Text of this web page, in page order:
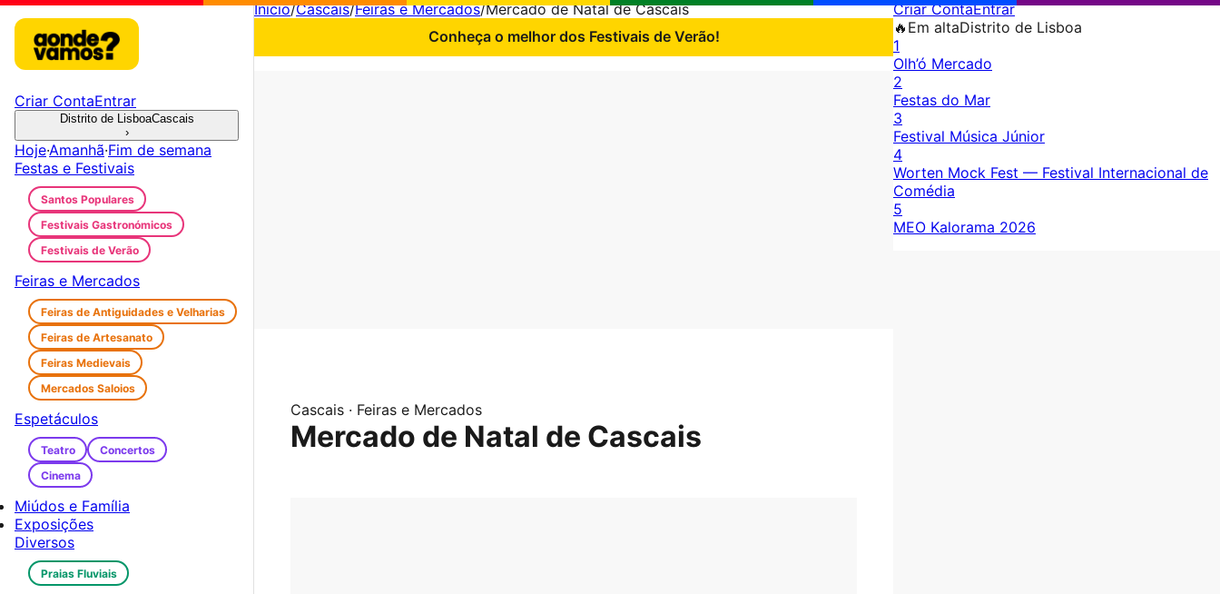
Início/Cascais/Feiras e Mercados/Mercado de Natal de Cascais
Conheça o melhor dos Festivais de Verão!
Cascais · Feiras e Mercados
Mercado de Natal de Cascais
Criar ContaEntrar
🔥 Em altaDistrito de Lisboa
1
Olh’ó Mercado
2
Festas do Mar
3
Festival Música Júnior
4
Worten Mock Fest — Festival Internacional de
Comédia
5
MEO Kalorama 2026
Criar ContaEntrar
Distrito de LisboaCascais
›
Hoje·Amanhã·Fim de semana
Festas e Festivais
Santos Populares
Festivais Gastronómicos
Festivais de Verão
Feiras e Mercados
Feiras de Antiguidades e Velharias
Feiras de Artesanato
Feiras Medievais
Mercados Saloios
Espetáculos
Teatro
Concertos
Cinema
Miúdos e Família
Exposições
Diversos
Praias Fluviais